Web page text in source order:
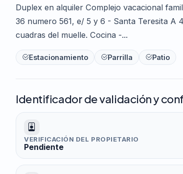
Duplex en alquiler Complejo vacacional
36 numero 561, e/ 5 y 6 - Santa Teresita A
cuadras del muelle. Cocina -...
Estacionamiento Parrilla Patio
Identificador de validación y
VERIFICACIÓN DEL PROPIETARIO
Pendiente